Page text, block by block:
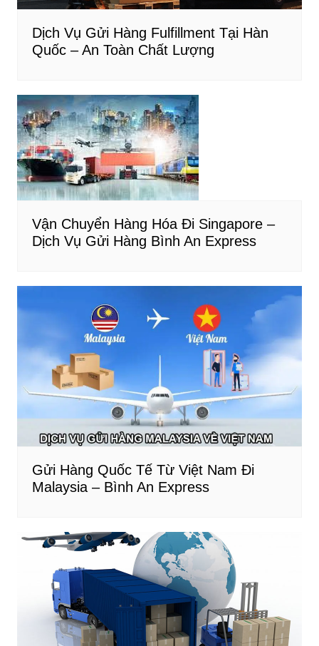
Dịch Vụ Gửi Hàng Fulfillment Tại Hàn
Quốc – An Toàn Chất Lượng
Vận Chuyển Hàng Hóa Đi Singapore –
Dịch Vụ Gửi Hàng Bình An Express
Gửi Hàng Quốc Tế Từ Việt Nam Đi
Malaysia – Bình An Express